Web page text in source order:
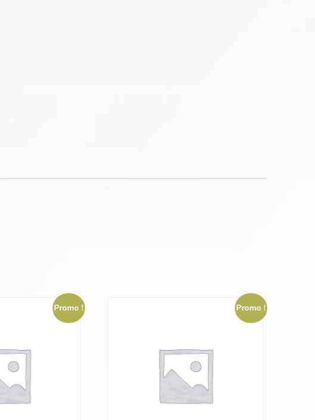
Promo ! Promo !